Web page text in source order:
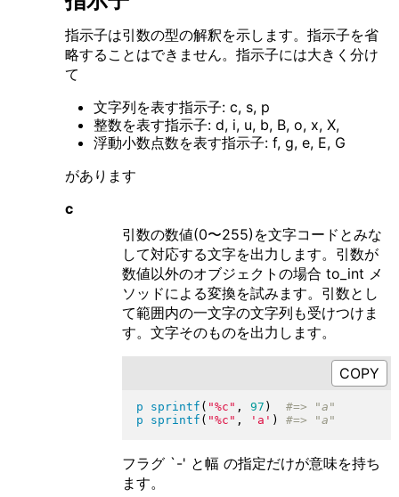
指示子は引数の型の解釈を示します。指示子を省
略することはできません。指示子には大きく分け
て
文字列を表す指示子: c, s, p
整数を表す指示子: d, i, u, b, B, o, x, X,
浮動小数点数を表す指示子: f, g, e, E, G
があります
c
引数の数値(0〜255)を文字コードとみな
して対応する文字を出力します。引数が
数値以外のオブジェクトの場合 to_int メ
ソッドによる変換を試みます。引数とし
て範囲内の一文字の文字列も受けつけま
す。文字そのものを出力します。
p sprintf ( "%c " , 97 )
p
sprintf ( "%c " , 'a' )
フラグ `-' と幅 の指定だけが意味を持ち
ます。